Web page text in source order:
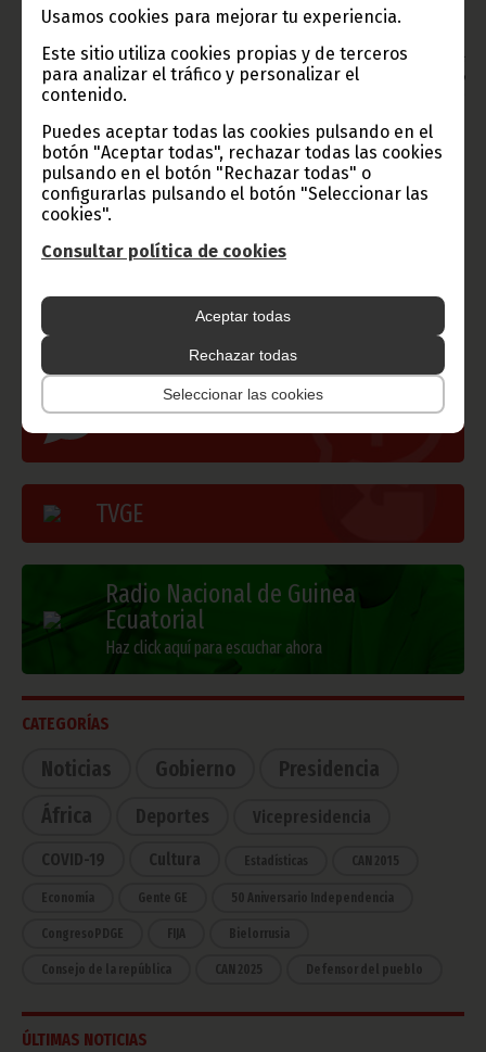
Usamos cookies para mejorar tu experiencia.
Este sitio utiliza cookies propias y de terceros
para analizar el tráfico y personalizar el
contenido.
Puedes aceptar todas las cookies pulsando en el
botón "Aceptar todas", rechazar todas las cookies
pulsando en el botón "Rechazar todas" o
configurarlas pulsando el botón "Seleccionar las
cookies".
Consultar política de cookies
Aceptar todas
Rechazar todas
Seleccionar las cookies
Oficina de Información y Prensa de Guinea Ecuatorial
Aviso: La reproducción total o parcial de este artículo o de las
imágenes que lo acompañen debe hacerse, siempre y en todo
lugar, con la mención de la fuente de origen de la misma
Gobierno e Instituciones
Información de Guinea Ecuatorial
TVGE
Radio Nacional de Guinea
Ecuatorial
Haz click aquí para escuchar ahora
CATEGORÍAS
Noticias Gobierno
Presidencia
África
Deportes Vicepresidencia
COVID-19 Cultura Estadísticas CAN 2015
Economía Gente GE 50 Aniversario Independencia
CongresoPDGE FIJA Bielorrusia
Consejo de la república CAN 2025 Defensor del pueblo
ÚLTIMAS NOTICIAS